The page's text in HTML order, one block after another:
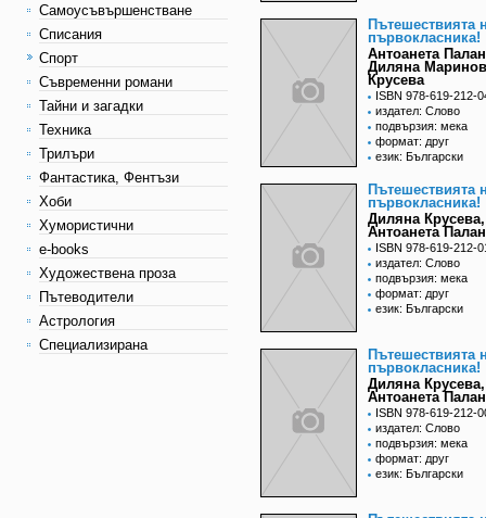
Самоусъвършенстване
Списания
Спорт
Съвременни романи
Тайни и загадки
Техника
Трилъри
Фантастика, Фентъзи
Хоби
Хумористични
e-books
Художествена проза
Пътеводители
Астрология
Специализирана
Пътешествията
първокласника!
Антоанета
Диляна
Крусева
ISBN 978-619-212-
издател: Слово
подвързия: мека
формат: друг
език: Български
Пътешествията
първокласника!
Диляна Крусева,
Антоанета
ISBN 978-619-212-
издател: Слово
подвързия: мека
формат: друг
език: Български
Пътешествията
първокласника!
Диляна Крусева,
Антоанета
ISBN 978-619-212-
издател: Слово
подвързия: мека
формат: друг
език: Български